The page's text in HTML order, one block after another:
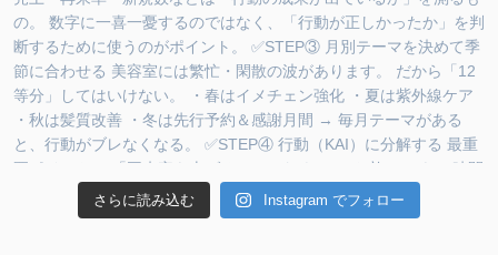
さらに読み込む Instagram でフォロー